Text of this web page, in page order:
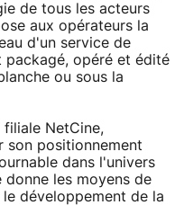
de tous les acteurs
aux opérateurs la
d'un service de
packagé, opéré et édité
ou sous la
filiale NetCine,
son positionnement
dans l'univers
donne les moyens de
développement de la